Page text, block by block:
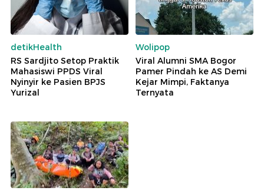
detikHealth
RS Sardjito Setop Praktik
Mahasiswi PPDS Viral
Nyinyir ke Pasien BPJS
Yurizal
Wolipop
Viral Alumni SMA Bogor
Pamer Pindah ke AS Demi
Kejar Mimpi, Faktanya
Ternyata